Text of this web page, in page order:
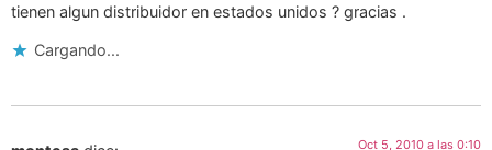
tienen algun distribuidor en estados unidos ? gracias .
Cargando...
Oct 5, 2010 a las 0:10